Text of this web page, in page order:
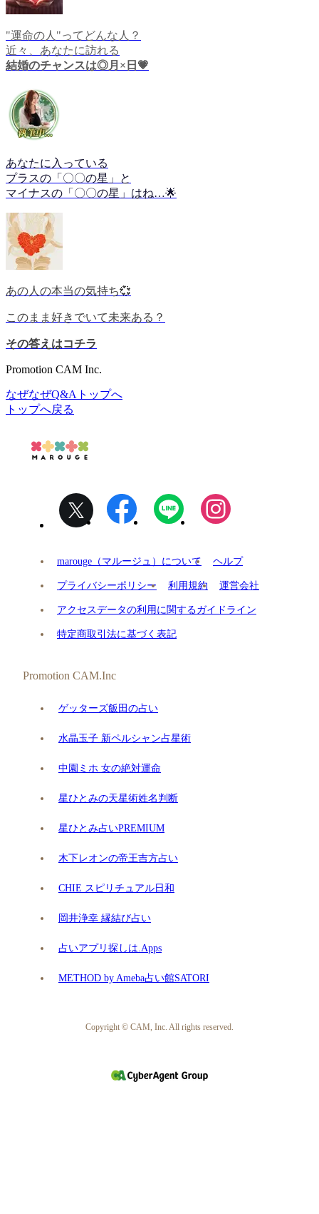
"運命の人"ってどんな人？
近々、あなたに訪れる
結婚のチャンスは◎月×日💗
あなたに入っている
プラスの「〇〇の星」と
マイナスの「〇〇の星」はね…🌟
あの人の本当の気持ち💞
このまま好きでいて未来ある？
その答えはコチラ
Promotion CAM Inc.
なぜなぜQ&Aトップへ
トップへ戻る
marouge（マルージュ）について ヘルプ
プライバシーポリシー 利用規約 運営会社
アクセスデータの利用に関するガイドライン
特定商取引法に基づく表記
Promotion CAM.Inc
ゲッターズ飯田の占い
水晶玉子 新ペルシャン占星術
中園ミホ 女の絶対運命
星ひとみの天星術姓名判断
星ひとみ占いPREMIUM
木下レオンの帝王吉方占い
CHIE スピリチュアル日和
岡井浄幸 縁結び占い
占いアプリ探しは.Apps
METHOD by Ameba占い館SATORI
Copyright © CAM, Inc. All rights reserved.